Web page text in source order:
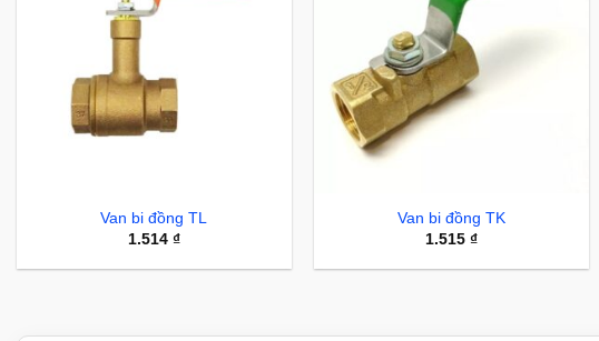
Van bi đồng TL
1.514 ₫
Van bi đồng TK
1.515 ₫